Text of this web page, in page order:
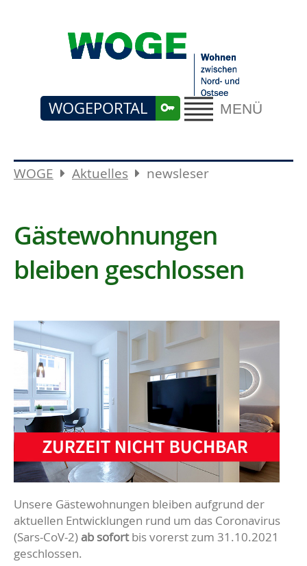
MENÜ
WOGEPORTAL
WOGE Aktuelles newsleser
Gästewohnungen
bleiben geschlossen
Unsere Gästewohnungen bleiben aufgrund der
aktuellen Entwicklungen rund um das Coronavirus
(Sars-CoV-2)ab sofortbis vorerst zum 31.10.2021
geschlossen.